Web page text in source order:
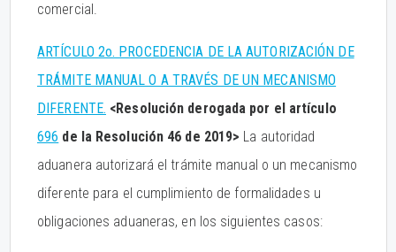
comercial.
ARTÍCULO 2o. PROCEDENCIA DE LA AUTORIZACIÓN DE
TRÁMITE MANUAL O A TRAVÉS DE UN MECANISMO
DIFERENTE. <Resolución derogada por el artículo
696 de la Resolución 46 de 2019> La autoridad
aduanera autorizará el trámite manual o un mecanismo
diferente para el cumplimiento de formalidades u
obligaciones aduaneras, en los siguientes casos: